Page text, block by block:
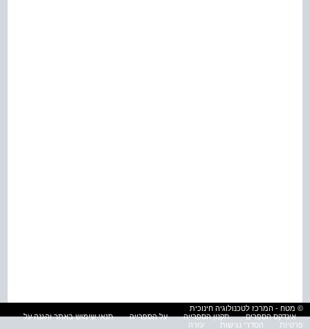
© מטח - המרכז לטכנולוגיה חינוכית
אינדקס הספרים
תקנון הספרייה על הספרייה
תנאי שימוש באתר והגנה על
פרטיות
הסדרי נגישות עזרה